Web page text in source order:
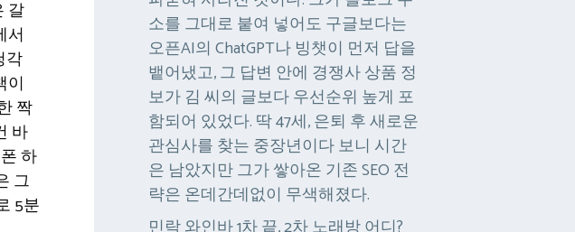
갈
서
각
이
짝
바
하
그
5분
소를 그대로 붙여 넣어도 구글보다는
오픈AI의 ChatGPT나 빙챗이 먼저 답을
뱉어냈고, 그 답변 안에 경쟁사 상품 정
보가 김 씨의 글보다 우선순위 높게 포
함되어 있었다. 딱 47세, 은퇴 후 새로운
관심사를 찾는 중장년이다 보니 시간
은 남았지만 그가 쌓아온 기존 SEO 전
략은 온데간데없이 무색해졌다.